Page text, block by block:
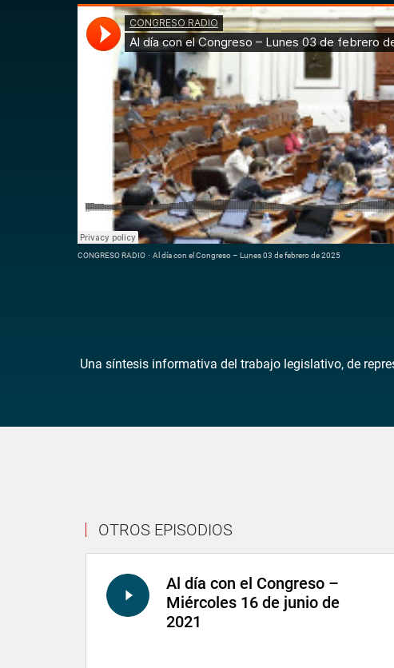
CONGRESO RADIO · Al día con el Congreso – Lunes 03 de febrero de 2025
Una síntesis informativa del trabajo legislativo, de
OTROS EPISODIOS
Al día con el Congreso –
Miércoles 16 de junio de
2021